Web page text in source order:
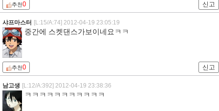
추천0 신고
샤프마스터 [L:15/A:74] 2012-04-19 23:05:19
중간에 스켓댄스가보이네요ㅋㅋ
추천0 신고
남고생 [L:12/A:392] 2012-04-19 23:38:36
ㅋㅋㅋㅋㅋㅋㅋㅋㅋㅋㅋ